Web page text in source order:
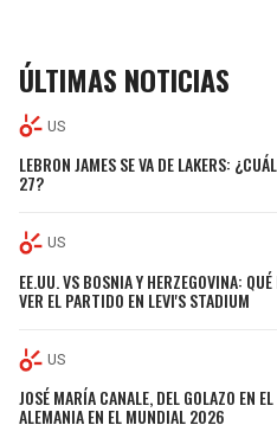
ÚLTIMAS NOTICIAS
US
LEBRON JAMES SE VA DE LAKERS:
27?
US
EE.UU. VS BOSNIA Y HERZEGOVINA:
VER EL PARTIDO EN LEVI'S STADIUM
US
JOSÉ MARÍA CANALE, DEL GOLAZO EN
ALEMANIA EN EL MUNDIAL 2026